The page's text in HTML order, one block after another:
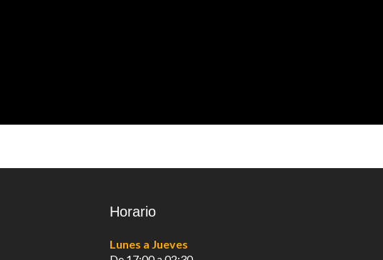
Horario
Lunes a Jueves